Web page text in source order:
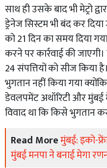
साथ ही उसके बाद भी मेट्रो
ड्रेनेज सिस्टम भी बंद कर दिया
को 21 दिन का समय दिया
करने पर कार्रवाई की
24 संपत्तियों को सीज किया
भुगतान नहीं किया गया
डेवलपमेंट अथॉरिटी और मुंबई
विवाद था कि किसे भुगतान
Read Moreमुंबई: इको-
मुंबई मनपा ने बनाई मेगा